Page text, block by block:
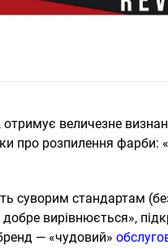
величезне
про розпилення фарби:
суворим стандартам
вирівнюється»,
— «чудовий»